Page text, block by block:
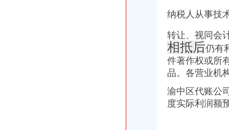
公司做外贸出口的,已经申请下了出口退税权,汉口的仁和会计代账公
家家都有记账本复兴镇两路口村农民养猪实行成本核算-300,11,3,迅
武汉财税疑难：关山口附近代理记账200元起,珞喻路注册公司装订账-
【重庆渝北区会计代理记账代办公司,价比选亿源财税】价
重庆办理营业执照代账税务代理公司注册可提供地址-直辖市重庆专利
重庆统计从业资格：适合个人代账使用财务软件_960教育_金蝶KIS-
纳税人从事技
转让、视同会
相抵后仍有
件著作权或所
品。各营业机
渝中区代账公
度实际利润额